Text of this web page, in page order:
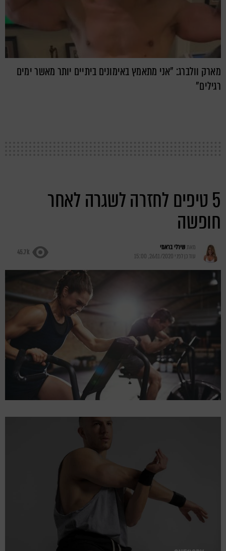
מארק וולברג: "אני מתאמץ באימונים ביתיים יותר מאשר ימים
רגילים"
5 טיפים לחזרה לשגרה לאחר
חופשה
מאתשירלי בראמי
עודכן לפני 26/11/2020, 15:00
45.7k